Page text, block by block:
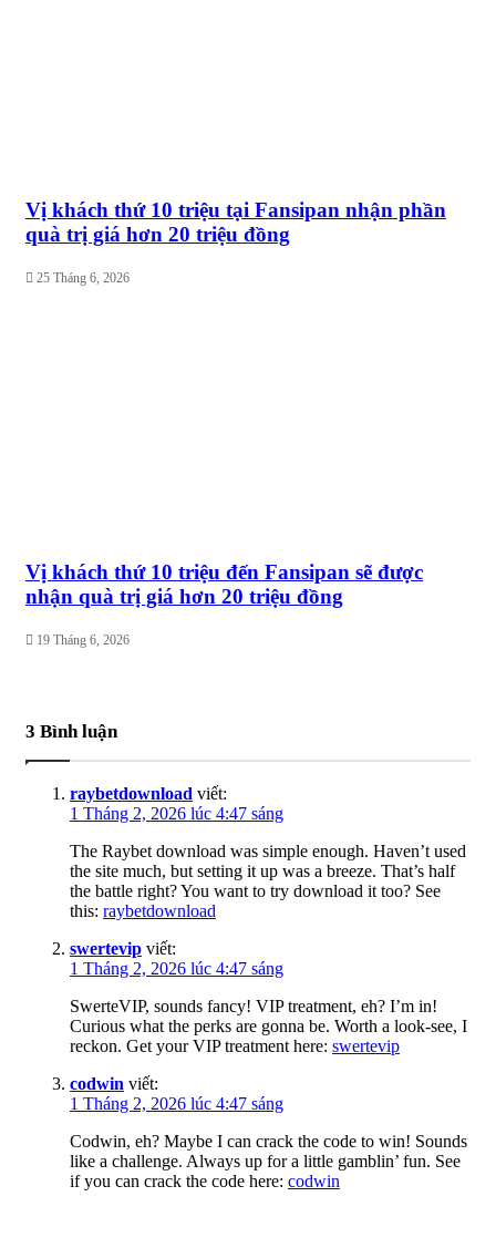
Vị khách thứ 10 triệu tại Fansipan nhận phần
quà trị giá hơn 20 triệu đồng
25 Tháng 6, 2026
Vị khách thứ 10 triệu đến Fansipan sẽ được
nhận quà trị giá hơn 20 triệu đồng
19 Tháng 6, 2026
3 Bình luận
raybetdownload viết:
1 Tháng 2, 2026 lúc 4:47 sáng
The Raybet download was simple enough. Haven’t used
the site much, but setting it up was a breeze. That’s half
the battle right? You want to try download it too? See
this: raybetdownload
swertevip viết:
1 Tháng 2, 2026 lúc 4:47 sáng
SwerteVIP, sounds fancy! VIP treatment, eh? I’m in!
Curious what the perks are gonna be. Worth a look-see, I
reckon. Get your VIP treatment here: swertevip
codwin viết:
1 Tháng 2, 2026 lúc 4:47 sáng
Codwin, eh? Maybe I can crack the code to win! Sounds
like a challenge. Always up for a little gamblin’ fun. See
if you can crack the code here: codwin